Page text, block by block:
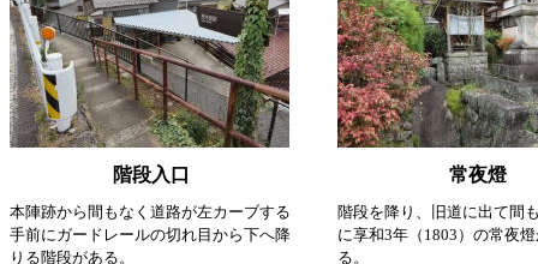
階段入口 常夜燈
本陣跡から間もなく道路が左カーブする
手前にガードレールの切れ目から下へ降
りる階段がある。
階段を降り、旧道に出て間
に享和3年（1803）の常夜
る。